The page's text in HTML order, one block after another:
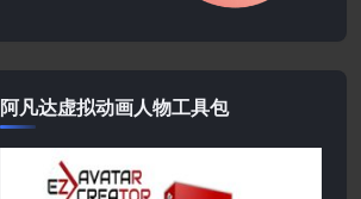
阿凡达虚拟动画人物工具包